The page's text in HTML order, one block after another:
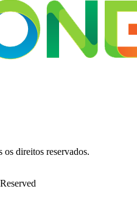
direitos reservados.